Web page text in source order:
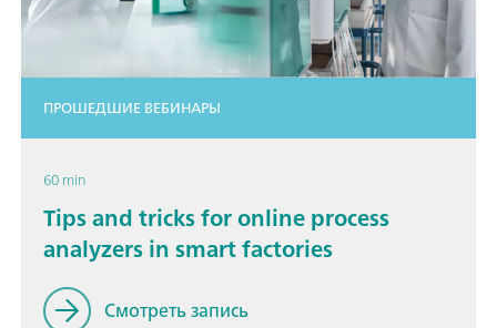
ПРОШЕДШИЕ ВЕБИНАРЫ
60 min
Tips and tricks for online process
analyzers in smart factories
Смотреть запись